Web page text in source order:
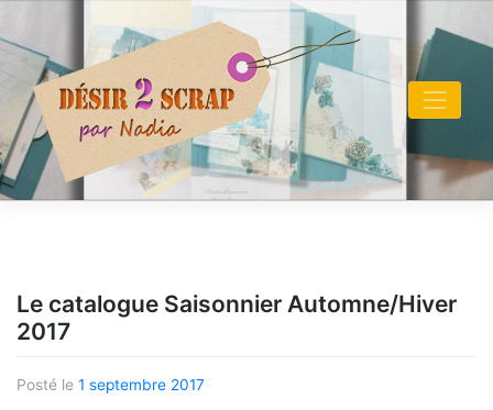
content
Le catalogue Saisonnier Automne/Hiver
2017
Posté le 1 septembre 2017